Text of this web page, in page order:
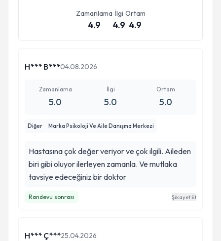
Zamanlama
4.9
İlgi
4.9
Ortam
4.9
H*** B***04.08.2026
Zamanlama
5.0
İlgi
5.0
Ortam
5.0
Diğer Marka Psikoloji Ve Aile Danışma Merkezi
Hastasına çok değer veriyor ve çok ilgili. Aileden
biri gibi oluyor ilerleyen zamanla. Ve mutlaka
tavsiye edeceğiniz bir doktor
Randevu sonrası Şikayet Et
H*** Ç***25.04.2026